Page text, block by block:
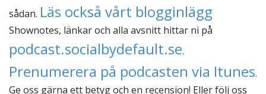
sådan. Läs också vårt blogginlägg
Shownotes, länkar och alla avsnitt hittar ni på
podcast.socialbydefault.se.
Prenumerera på podcasten via Itunes.
Ge oss gärna ett betyg och en recension! Eller följ oss